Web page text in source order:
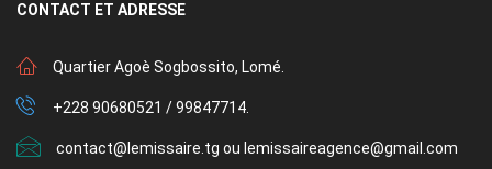
CONTACT ET ADRESSE
Quartier Agoè Sogbossito, Lomé.
+228 90680521 / 99847714.
contact@lemissaire.tg ou lemissaireagence@gmail.com